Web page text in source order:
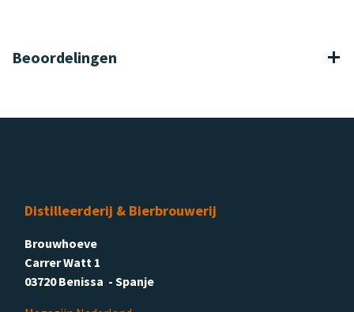
Beoordelingen
Distilleerderij & Bierbrouwerij
Brouwhoeve
Carrer Watt 1
03720 Benissa - Spanje